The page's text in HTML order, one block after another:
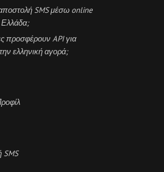
αποστολή SMS μέσω online
προσφέρουν API για
ελληνική αγορά;
SMS